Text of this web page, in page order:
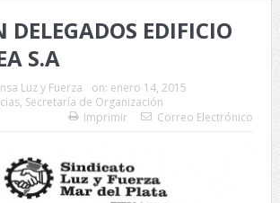
DELEGADOS EDIFICIO
S.A
Luz y Fuerza on: enero 14, 2015
, Secretaría de Organización
Imprimir
Correo Electrónico